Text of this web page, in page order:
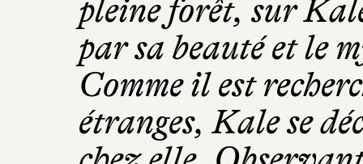
pleine forêt, sur
par sa beauté et le
Comme il est
étranges, Kale se